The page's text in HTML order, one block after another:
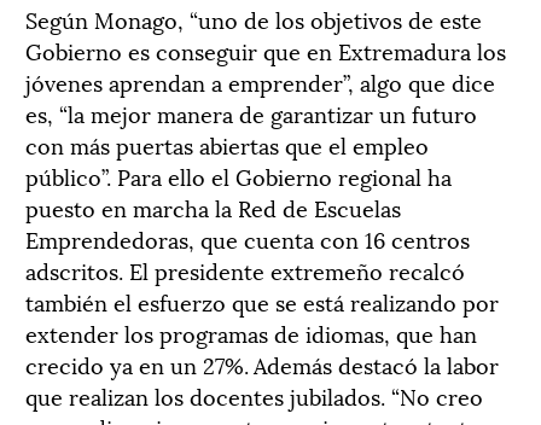
Según Monago, “uno de los objetivos de este
Gobierno es conseguir que en Extremadura los
jóvenes aprendan a emprender”, algo que dice
es, “la mejor manera de garantizar un futuro
con más puertas abiertas que el empleo
público”. Para ello el Gobierno regional ha
puesto en marcha la Red de Escuelas
Emprendedoras, que cuenta con 16 centros
adscritos. El presidente extremeño recalcó
también el esfuerzo que se está realizando por
extender los programas de idiomas, que han
crecido ya en un 27%. Además destacó la labor
que realizan los docentes jubilados. “No creo